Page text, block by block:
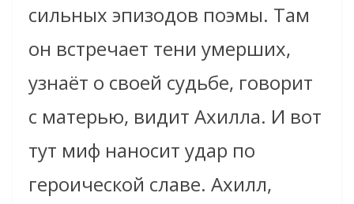
сильных эпизодов поэмы. Там
он встречает тени умерших,
узнаёт о своей судьбе, говорит
с матерью, видит Ахилла. И вот
тут миф наносит удар по
героической славе. Ахилл,